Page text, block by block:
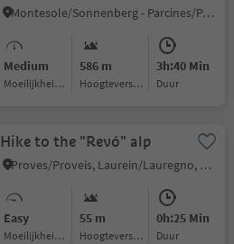
Montesole/Sonnenberg - Parcines/Partschins, Partschins/Parcines, Meran/Merano and environs
Medium
Moeilijkheidsgraad
586 m
Hoogteverschil
3h:40 Min
Duur
Hike to the "Revó" alp
Proves/Proveis, Laurein/Lauregno, Meran/Merano and environs
Easy
Moeilijkheidsgraad
55 m
Hoogteverschil
0h:25 Min
Duur